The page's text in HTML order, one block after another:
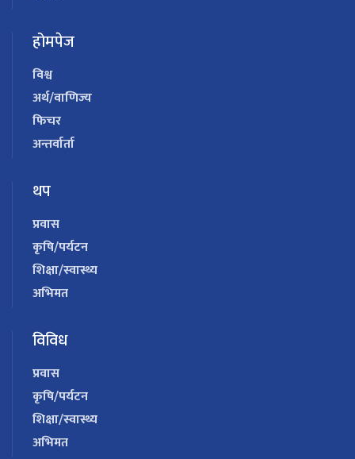
होमपेज
विश्व
अर्थ/वाणिज्य
फिचर
अन्तर्वार्ता
थप
प्रवास
कृषि/पर्यटन
शिक्षा/स्वास्थ्य
अभिमत
विविध
प्रवास
कृषि/पर्यटन
शिक्षा/स्वास्थ्य
अभिमत